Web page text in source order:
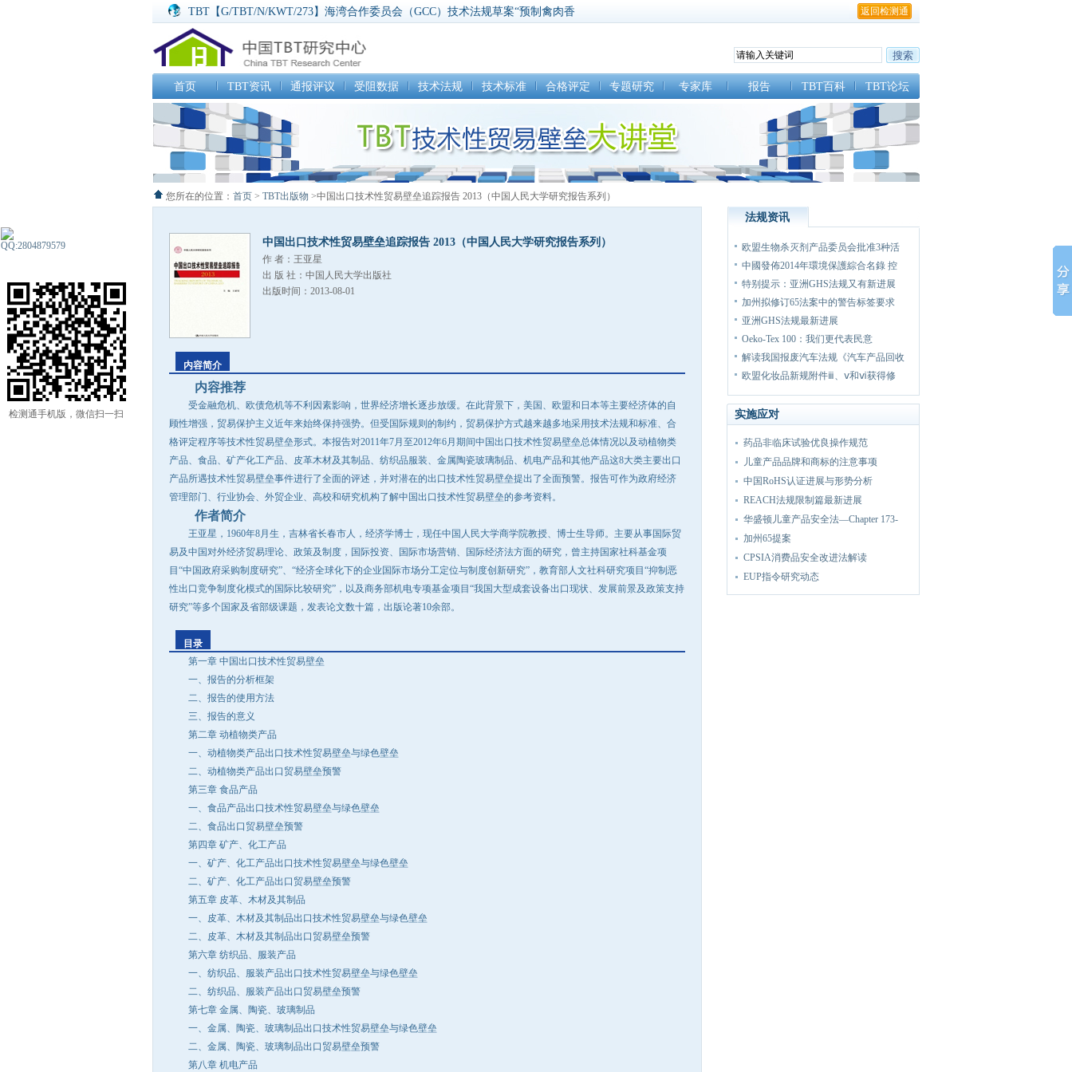
TBT【G/TBT/N/KWT/273】海湾合作委员会（GCC）技术法规草案“预制禽肉香
TBT【G/TBT/N/CZE/184】饲料法某些规定实施令草案
TBT【G/TBT/N/CHL/307】食品卫生法第186和192条修订提案，卫生部最高法
SPS【G/SPS/N/ARE/53】撤销关于阿联酋进口匈牙利家养和野生禽及其产品
SPS【G/SPS/N/ARE/54】撤销关于阿联酋进口俄罗斯联邦家养和野生禽及其
SPS【G/SPS/N/KOR/506】食品和药物法案检测和检验执行法规修订提案
返回检测通
首页 TBT资讯 通报评议 受阻数据 技术法规 技术标准 合格评定 专题研究 专家库 报告 TBT百科 TBT论坛
您所在的位置： 首页 > TBT出版物 >中国出口技术性贸易壁垒追踪报告 2013（中国人民大学研究报告系列）
中国出口技术性贸易壁垒追踪报告 2013（中国人民大学研究报告系列）
作 者：王亚星
出 版 社：中国人民大学出版社
出版时间：2013-08-01
内容简介
内容推荐
受金融危机、欧债危机等不利因素影响，世界经济增长逐步放缓。在此背景下，美国、欧盟和日本等主要经济体的自
顾性增强，贸易保护主义近年来始终保持强势。但受国际规则的制约，贸易保护方式越来越多地采用技术法规和标准、合
格评定程序等技术性贸易壁垒形式。本报告对2011年7月至2012年6月期间中国出口技术性贸易壁垒总体情况以及动植物类
产品、食品、矿产化工产品、皮革木材及其制品、纺织品服装、金属陶瓷玻璃制品、机电产品和其他产品这8大类主要出口
产品所遇技术性贸易壁垒事件进行了全面的评述，并对潜在的出口技术性贸易壁垒提出了全面预警。报告可作为政府经济
管理部门、行业协会、外贸企业、高校和研究机构了解中国出口技术性贸易壁垒的参考资料。
作者简介
王亚星，1960年8月生，吉林省长春市人，经济学博士，现任中国人民大学商学院教授、博士生导师。主要从事国际贸
易及中国对外经济贸易理论、政策及制度，国际投资、国际市场营销、国际经济法方面的研究，曾主持国家社科基金项
目“中国政府采购制度研究”、“经济全球化下的企业国际市场分工定位与制度创新研究”，教育部人文社科研究项目“抑制恶
性出口竞争制度化模式的国际比较研究”，以及商务部机电专项基金项目“我国大型成套设备出口现状、发展前景及政策支持
研究”等多个国家及省部级课题，发表论文数十篇，出版论著10余部。
目录
第一章 中国出口技术性贸易壁垒
一、报告的分析框架
二、报告的使用方法
三、报告的意义
第二章 动植物类产品
一、动植物类产品出口技术性贸易壁垒与绿色壁垒
二、动植物类产品出口贸易壁垒预警
第三章 食品产品
一、食品产品出口技术性贸易壁垒与绿色壁垒
二、食品出口贸易壁垒预警
第四章 矿产、化工产品
一、矿产、化工产品出口技术性贸易壁垒与绿色壁垒
二、矿产、化工产品出口贸易壁垒预警
第五章 皮革、木材及其制品
一、皮革、木材及其制品出口技术性贸易壁垒与绿色壁垒
二、皮革、木材及其制品出口贸易壁垒预警
第六章 纺织品、服装产品
一、纺织品、服装产品出口技术性贸易壁垒与绿色壁垒
二、纺织品、服装产品出口贸易壁垒预警
第七章 金属、陶瓷、玻璃制品
一、金属、陶瓷、玻璃制品出口技术性贸易壁垒与绿色壁垒
二、金属、陶瓷、玻璃制品出口贸易壁垒预警
第八章 机电产品
法规资讯
欧盟生物杀灭剂产品委员会批准3种活
中國發佈2014年環境保護綜合名錄 控
特别提示：亚洲GHS法规又有新进展
加州拟修订65法案中的警告标签要求
亚洲GHS法规最新进展
Oeko-Tex 100：我们更代表民意
解读我国报废汽车法规《汽车产品回收
欧盟化妆品新规附件ⅲ、ⅴ和ⅵ获得修
实施应对
药品非临床试验优良操作规范
儿童产品品牌和商标的注意事项
中国RoHS认证进展与形势分析
REACH法规限制篇最新进展
华盛顿儿童产品安全法—Chapter 173-
加州65提案
CPSIA消费品安全改进法解读
EUP指令研究动态
检测通手机版，微信扫一扫